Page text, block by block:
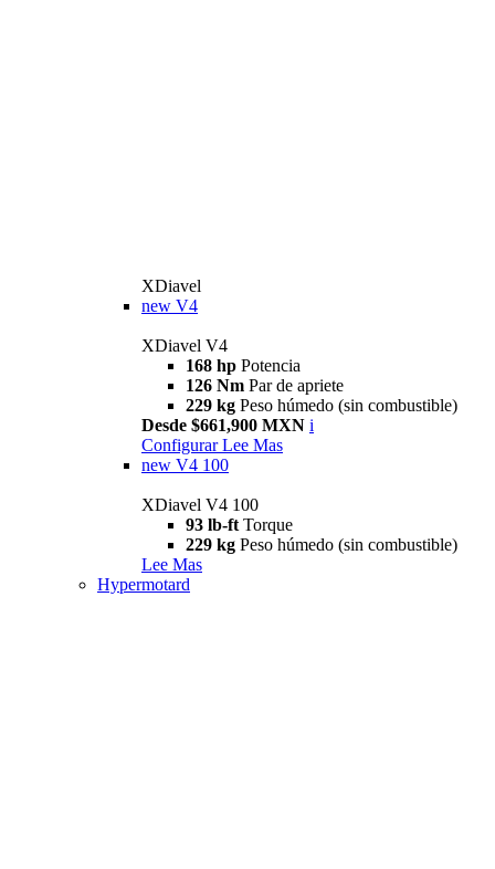
XDiavel
new V4
XDiavel V4
168 hp Potencia
126 Nm Par de apriete
229 kg Peso húmedo (sin combustible)
Desde $661,900 MXN i
Configurar Lee Mas
new V4 100
XDiavel V4 100
93 lb-ft Torque
229 kg Peso húmedo (sin combustible)
Lee Mas
Hypermotard